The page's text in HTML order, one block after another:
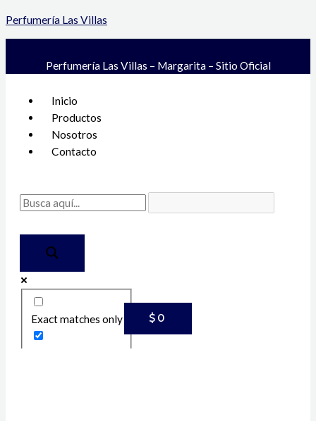
al
contenido
Perfumería Las Villas
Perfumería Las Villas – Margarita – Sitio Oficial
Inicio
Productos
Nosotros
Contacto
Exact matches only $ 0